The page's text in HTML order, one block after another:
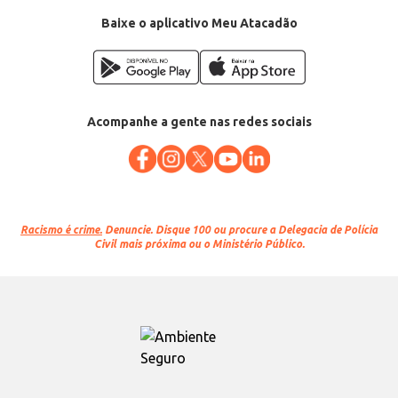
Baixe o aplicativo Meu Atacadão
Acompanhe a gente nas redes sociais
Racismo é crime. Denuncie. Disque 100 ou procure a Delegacia de Polícia
Civil mais próxima ou o Ministério Público.